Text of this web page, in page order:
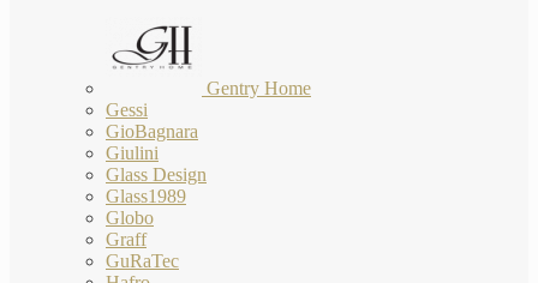
Gentry Home
Gessi
GioBagnara
Giulini
Glass Design
Glass1989
Globo
Graff
GuRaTec